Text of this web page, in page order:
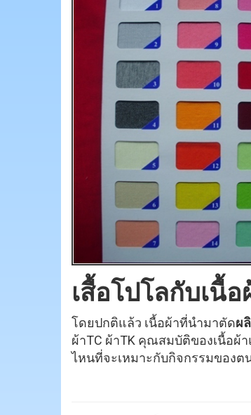
เสื้อโปโลกับเนื้
โดยปกติแล้ว เนื้อผ้าที่นำมาตัดผ
ผ้าTC ผ้าTK คุณสมบัติของเนื้อ
ไหนที่จะเหมาะกับกิจกรรมของต